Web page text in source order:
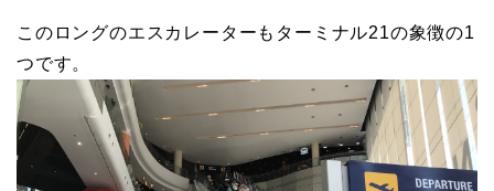
このロングのエスカレーターもターミナル21の象徴の1
つです。